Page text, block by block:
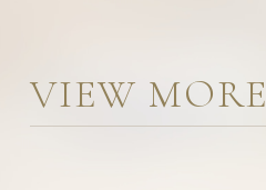
VIEW MORE